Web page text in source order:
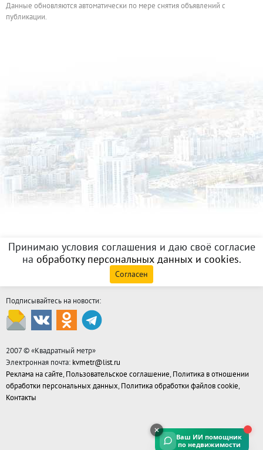
Данные обновляются автоматически по мере снятия объявлений с
публикации.
Принимаю условия соглашения и даю своё согласие
на обработку персональных данных и cookies.
Согласен
Подписывайтесь на новости:
2007 © «Квадратный метр»
Электронная почта: kvmetr@list.ru
Реклама на сайте, Пользовательское соглашение, Политика в отношении
обработки персональных данных, Политика обработки файлов cookie,
Контакты
Ваш ИИ помощник
по недвижимости